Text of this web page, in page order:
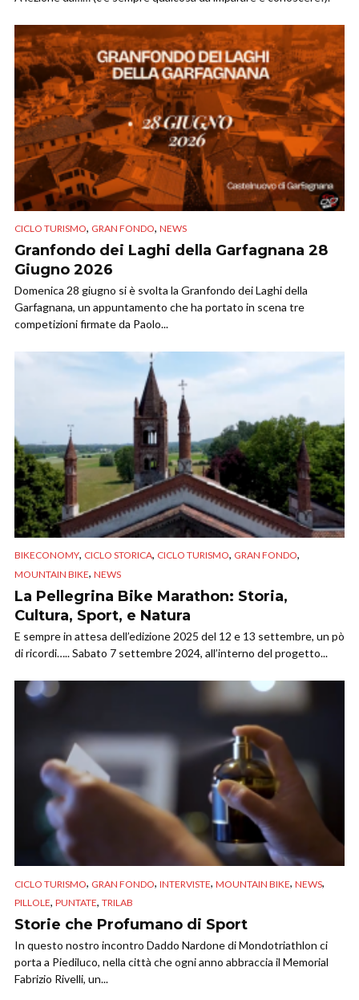
CICLO TURISMO, GRAN FONDO, NEWS
Granfondo dei Laghi della Garfagnana 28
Giugno 2026
Domenica 28 giugno si è svolta la Granfondo dei Laghi della
Garfagnana, un appuntamento che ha portato in scena tre
competizioni firmate da Paolo...
BIKECONOMY, CICLO STORICA, CICLO TURISMO, GRAN FONDO,
MOUNTAIN BIKE, NEWS
La Pellegrina Bike Marathon: Storia,
Cultura, Sport, e Natura
E sempre in attesa dell’edizione 2025 del 12 e 13 settembre, un pò
di ricordi….. Sabato 7 settembre 2024, all’interno del progetto...
CICLO TURISMO, GRAN FONDO, INTERVISTE, MOUNTAIN BIKE, NEWS,
PILLOLE, PUNTATE, TRILAB
Storie che Profumano di Sport
In questo nostro incontro Daddo Nardone di Mondotriathlon ci
porta a Piediluco, nella città che ogni anno abbraccia il Memorial
Fabrizio Rivelli, un...